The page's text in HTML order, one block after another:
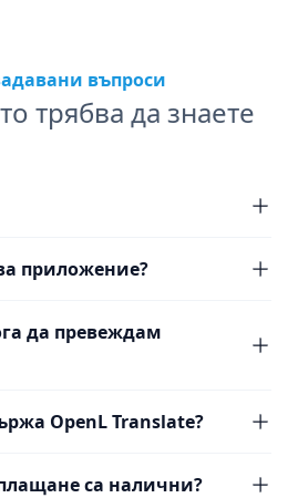
въпроси
трябва да знаете
приложение?
да превеждам
OpenL Translate?
са налични?